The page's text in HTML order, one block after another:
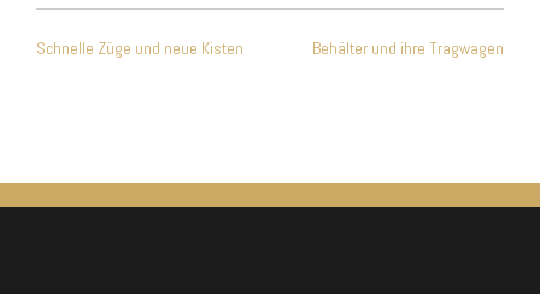
Schnelle Züge und neue Kisten Behälter und ihre Tragwagen